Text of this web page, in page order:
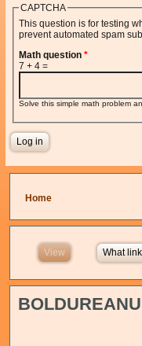
CAPTCHA
This question is for testing
prevent automated spam
Math question*
7 + 4 =
Solve this simple math problem
You are here
Home
View (active tab)What